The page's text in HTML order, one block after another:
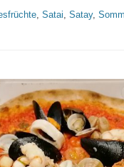
Satai Satay,